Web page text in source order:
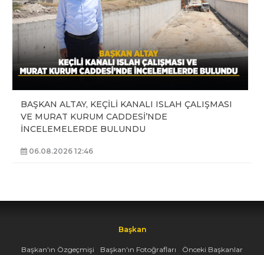
BAŞKAN ALTAY, KEÇİLİ KANALI ISLAH ÇALIŞMASI
VE MURAT KURUM CADDESİ’NDE
İNCELEMELERDE BULUNDU
06.08.2026 12:46
Başkan
Başkan'ın Özgeçmişi Başkan'ın Fotoğrafları
Önceki Başkanlar